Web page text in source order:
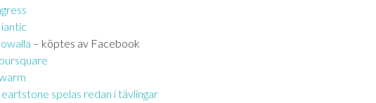
– köptes av Facebook
spelas redan i tävlingar